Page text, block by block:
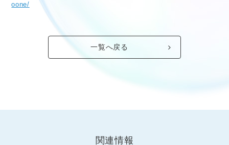
oone/
一覧へ戻る
関連情報